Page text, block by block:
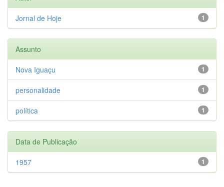
1
Jornal de Hoje
Assunto
1
Nova Iguaçu
1
personalidade
1
política
Data de Publicação
1
1957